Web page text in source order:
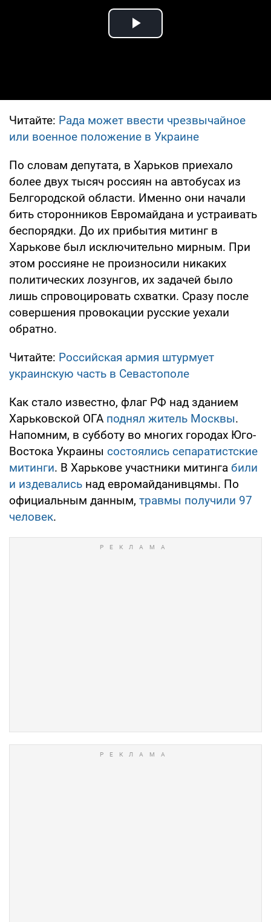
Play Video
Читайте: Рада может ввести чрезвычайное
или военное положение в Украине
По словам депутата, в Харьков приехало
более двух тысяч россиян на автобусах из
Белгородской области. Именно они начали
бить сторонников Евромайдана и устраивать
беспорядки. До их прибытия митинг в
Харькове был исключительно мирным. При
этом россияне не произносили никаких
политических лозунгов, их задачей было
лишь спровоцировать схватки. Сразу после
совершения провокации русские уехали
обратно.
Читайте: Российская армия штурмует
украинскую часть в Севастополе
Как стало известно, флаг РФ над зданием
Харьковской ОГА поднял житель Москвы.
Напомним, в субботу во многих городах Юго-
Востока Украины состоялись сепаратистские
митинги. В Харькове участники митинга били
и издевались над евромайданивцямы. По
официальным данным, травмы получили 97
человек.